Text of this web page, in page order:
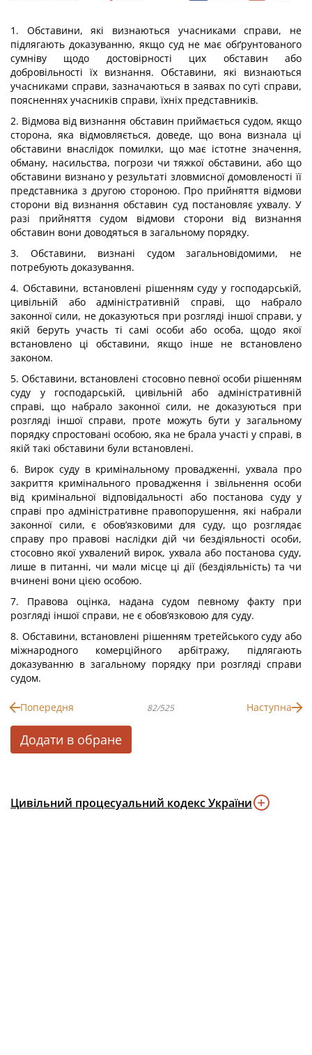
1. Обставини, які визнаються учасниками справи, не
підлягають доказуванню, якщо суд не має обґрунтованого
сумніву щодо достовірності цих обставин або
добровільності їх визнання. Обставини, які визнаються
учасниками справи, зазначаються в заявах по суті справи,
поясненнях учасників справи, їхніх представників.
2. Відмова від визнання обставин приймається судом, якщо
сторона, яка відмовляється, доведе, що вона визнала ці
обставини внаслідок помилки, що має істотне значення,
обману, насильства, погрози чи тяжкої обставини, або що
обставини визнано у результаті зловмисної домовленості її
представника з другою стороною. Про прийняття відмови
сторони від визнання обставин суд постановляє ухвалу. У
разі прийняття судом відмови сторони від визнання
обставин вони доводяться в загальному порядку.
3. Обставини, визнані судом загальновідомими, не
потребують доказування.
4. Обставини, встановлені рішенням суду у господарській,
цивільній або адміністративній справі, що набрало
законної сили, не доказуються при розгляді іншої справи, у
якій беруть участь ті самі особи або особа, щодо якої
встановлено ці обставини, якщо інше не встановлено
законом.
5. Обставини, встановлені стосовно певної особи рішенням
суду у господарській, цивільній або адміністративній
справі, що набрало законної сили, не доказуються при
розгляді іншої справи, проте можуть бути у загальному
порядку спростовані особою, яка не брала участі у справі, в
якій такі обставини були встановлені.
6. Вирок суду в кримінальному провадженні, ухвала про
закриття кримінального провадження і звільнення особи
від кримінальної відповідальності або постанова суду у
справі про адміністративне правопорушення, які набрали
законної сили, є обов’язковими для суду, що розглядає
справу про правові наслідки дій чи бездіяльності особи,
стосовно якої ухвалений вирок, ухвала або постанова суду,
лише в питанні, чи мали місце ці дії (бездіяльність) та чи
вчинені вони цією особою.
7. Правова оцінка, надана судом певному факту при
розгляді іншої справи, не є обов’язковою для суду.
8. Обставини, встановлені рішенням третейського суду або
міжнародного комерційного арбітражу, підлягають
доказуванню в загальному порядку при розгляді справи
судом.
Попередня 82/525 Наступна
Додати в обране
Цивільний процесуальний кодекс України